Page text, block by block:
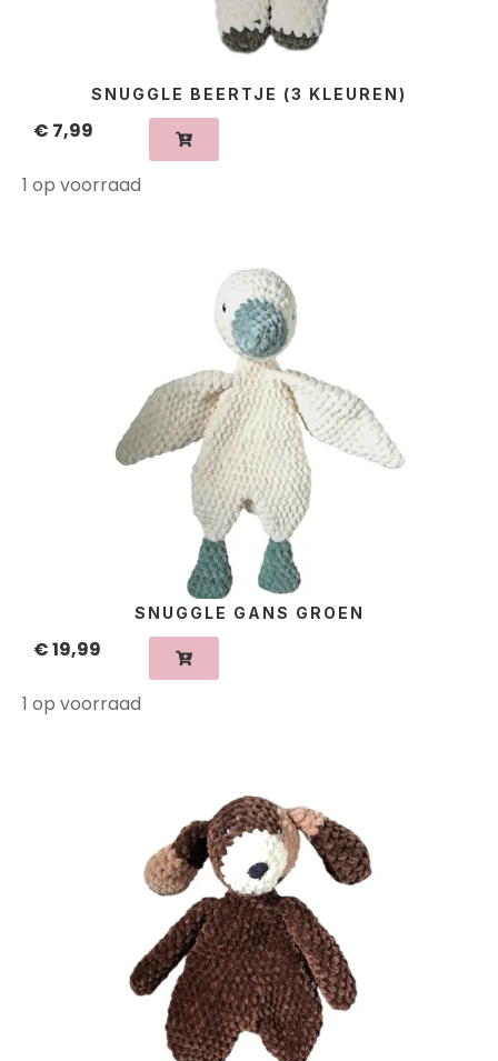
SNUGGLE BEERTJE (3 KLEUREN)
€ 7,99
1 op voorraad
SNUGGLE GANS GROEN
€19,99
1 op voorraad